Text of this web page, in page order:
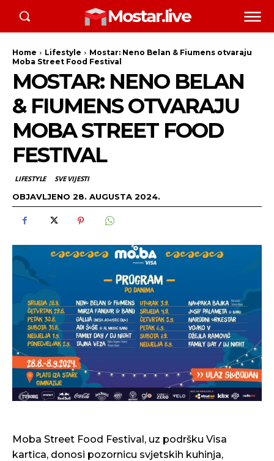
Mostar.live
Home Lifestyle
Mostar: Neno Belan & Fiumens otvaraju
Moba Street Food Festival
MOSTAR: NENO BELAN
& FIUMENS OTVARAJU
MOBA STREET FOOD
FESTIVAL
LIFESTYLE SVE VIJESTI
OBJAVLJENO 28. AUGUSTA 2024.
Moba Street Food Festival, uz podršku Visa
kartica, donosi pozornicu svjetskih kuhinja,